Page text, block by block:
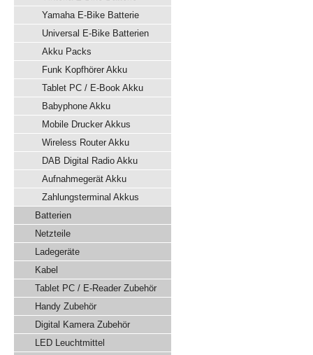
Yamaha E-Bike Batterie
Universal E-Bike Batterien
Akku Packs
Funk Kopfhörer Akku
Tablet PC / E-Book Akku
Babyphone Akku
Mobile Drucker Akkus
Wireless Router Akku
DAB Digital Radio Akku
Aufnahmegerät Akku
Zahlungsterminal Akkus
Batterien
Netzteile
Ladegeräte
Kabel
Tablet PC / E-Reader Zubehör
Handy Zubehör
Digital Kamera Zubehör
LED Leuchtmittel